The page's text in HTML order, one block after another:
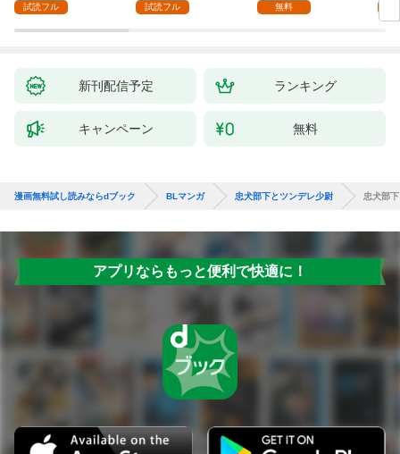
試読フル 試読フル 無料
新刊配信予定 ランキング
キャンペーン 無料
漫画無料試し読みならdブック BLマンガ 忠犬部下とツンデレ少尉 忠犬部
アプリならもっと便利で快適に！